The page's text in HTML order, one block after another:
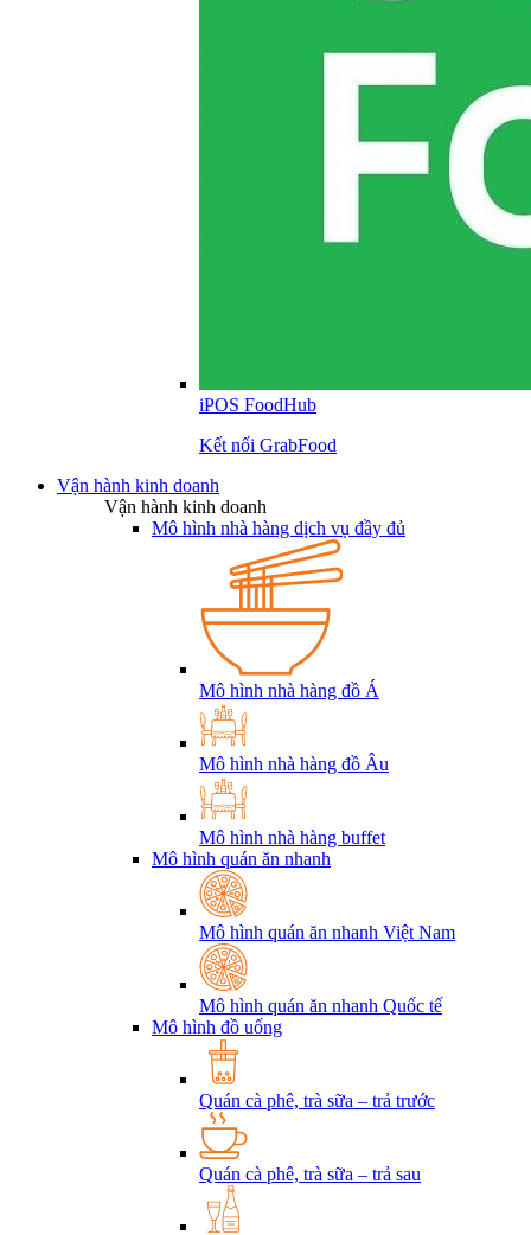
iPOS FoodHub
Kết nối GrabFood
Vận hành kinh doanh
Vận hành kinh doanh
Mô hình nhà hàng dịch vụ đầy đủ
Mô hình nhà hàng đồ Á
Mô hình nhà hàng đồ Âu
Mô hình nhà hàng buffet
Mô hình quán ăn nhanh
Mô hình quán ăn nhanh Việt Nam
Mô hình quán ăn nhanh Quốc tế
Mô hình đồ uống
Quán cà phê, trà sữa – trả trước
Quán cà phê, trà sữa – trả sau